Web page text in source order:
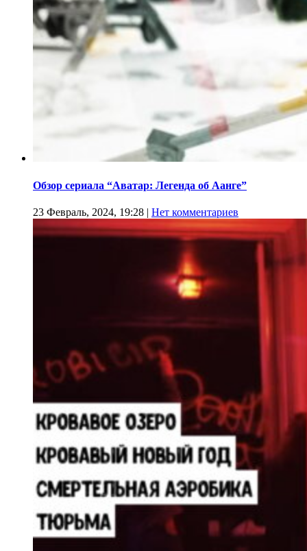
Обзор сериала “Аватар: Легенда об Аанге”
23 Февраль, 2024, 19:28 | Нет комментариев